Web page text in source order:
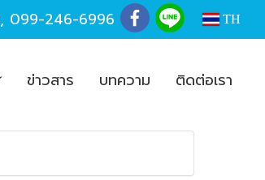
, 099-246-6996 TH
ข่าวสาร บทความ ติดต่อเรา